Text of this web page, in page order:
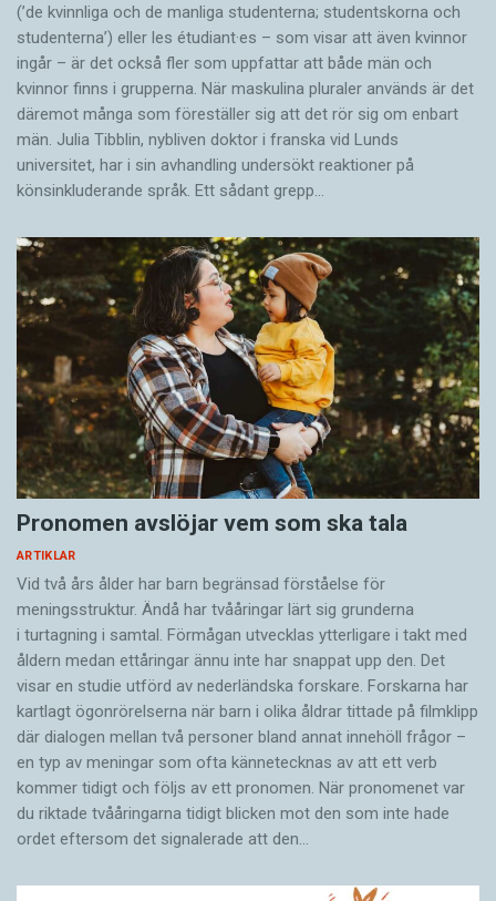
(’de kvinnliga och de manliga studenterna; studentskorna och
studenterna’) eller les étudiant·es – som visar att även kvinnor
ingår – är det också fler som uppfattar att både män och
kvinnor finns i grupperna. När maskulina pluraler används är det
där­emot många som föreställer sig att det rör sig om enbart
män. Julia Tibblin, nybliven doktor i franska vid Lunds
universitet, har i sin avhandling undersökt reaktioner på
könsinkluderande språk. Ett sådant grepp…
Pronomen avslöjar vem som ska tala
ARTIKLAR
Vid två års ålder har barn begränsad förståelse för
meningsstruktur. Ändå har tvååringar lärt sig grunderna
i turtagning i samtal. Förmågan utvecklas ytterligare i takt med
åldern medan ettåringar ännu inte har snappat upp den. Det
visar en studie utförd av nederländska forskare. Forskarna har
kartlagt ögonrörelserna när barn i olika åldrar tittade på filmklipp
där dialogen mellan två personer bland annat innehöll frågor –
en typ av meningar som ofta kännetecknas av att ett verb
kommer tidigt och följs av ett pronomen. När pronomenet var
du riktade tvååringarna tidigt blicken mot den som inte hade
ordet eftersom det ­signalerade att den…